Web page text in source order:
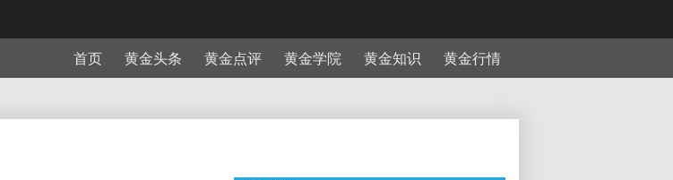
首页 黄金头条 黄金点评 黄金学院 黄金知识 黄金行情